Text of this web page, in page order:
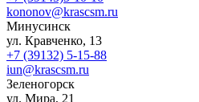
kononov@krascsm.ru
Минусинск
ул. Кравченко, 13
+7 (39132) 5-15-88
iun@krascsm.ru
Зеленогорск
ул. Мира, 21